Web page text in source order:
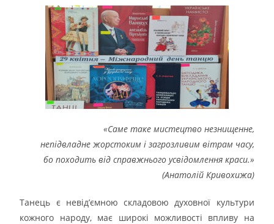
«Саме таке мистецтво незнищенне,
непідвладне жорстоким і загрозливим вітрам часу,
бо походить від справжнього усвідомлення краси.»
(Анатолій Кривохижа)
Танець є невід’ємною складовою духовної культури
кожного народу, має широкі можливості впливу на